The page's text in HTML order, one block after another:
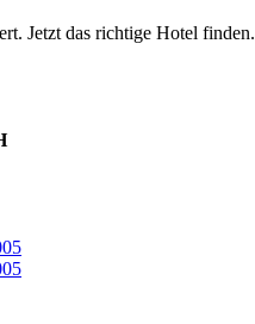
Jetzt das richtige Hotel finden.